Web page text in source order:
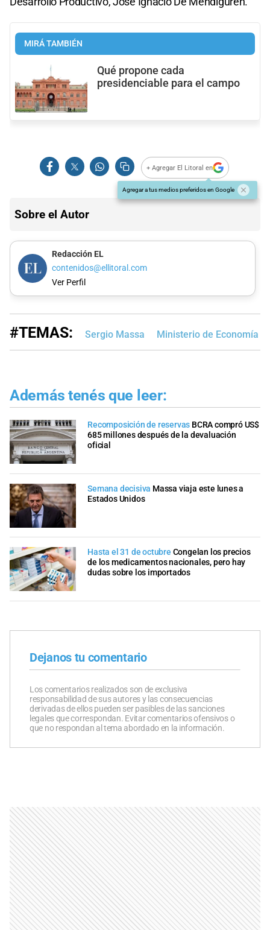
MIRÁ TAMBIÉN
Qué propone cada
presidenciable para el campo
+ Agregar El Litoral en
Agregar a tus medios preferidos en Google
Sobre el Autor
Redacción EL
contenidos@ellitoral.com
Ver Perfil
#TEMAS: Sergio Massa Ministerio de Economía
Además tenés que leer:
Recomposición de reservas BCRA compró US$
685 millones después de la devaluación
oficial
Semana decisiva Massa viaja este lunes a
Estados Unidos
Hasta el 31 de octubre Congelan los precios
de los medicamentos nacionales, pero hay
dudas sobre los importados
Dejanos tu comentario
Los comentarios realizados son de exclusiva
responsabilidad de sus autores y las consecuencias
derivadas de ellos pueden ser pasibles de las sanciones
legales que correspondan. Evitar comentarios ofensivos o
que no respondan al tema abordado en la información.